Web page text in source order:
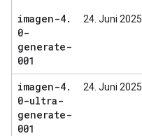
imagen-4.
0-
generate-
001
24. Juni 2025
imagen-4.
0-ultra-
generate-
001
24. Juni 2025